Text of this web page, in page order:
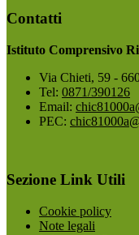
Contatti
Istituto Comprensivo
Via Chieti, 59 -
Tel: 0871/390126
Email:
PEC:
Sezione Link Utili
Cookie policy
Note legali